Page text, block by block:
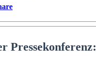
Pressekonferenz: